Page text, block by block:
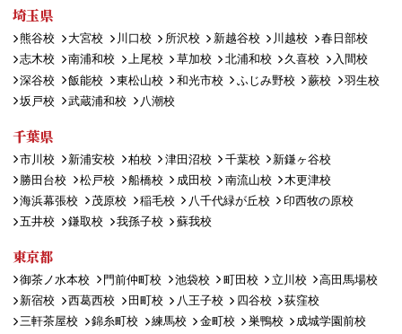
埼玉県
熊谷校 大宮校 川口校 所沢校 新越谷校 川越校
春日部校
志木校
南浦和校 上尾校 草加校 北浦和校 久喜校
入間校
深谷校
飯能校 東松山校 和光市校 ふじみ野校 蕨校
羽生校
坂戸校
武蔵浦和校 八潮校
千葉県
市川校 新浦安校 柏校 津田沼校 千葉校
新鎌ヶ谷校
勝田台校
松戸校 船橋校 成田校 南流山校
木更津校
海浜幕張校
茂原校 稲毛校 八千代緑が丘校
印西牧の原校
五井校
鎌取校 我孫子校 蘇我校
東京都
御茶ノ水本校 門前仲町校 池袋校 町田校 立川校
高田馬場校
新宿校
西葛西校 田町校 八王子校 四谷校
荻窪校
三軒茶屋校
錦糸町校 練馬校 金町校 巣鴨校
成城学園前校